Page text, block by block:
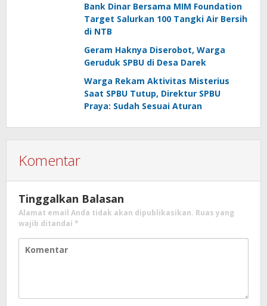
Bank Dinar Bersama MIM Foundation
Target Salurkan 100 Tangki Air Bersih
di NTB
Geram Haknya Diserobot, Warga
Geruduk SPBU di Desa Darek
Warga Rekam Aktivitas Misterius
Saat SPBU Tutup, Direktur SPBU
Praya: Sudah Sesuai Aturan
Komentar
Tinggalkan Balasan
Alamat email Anda tidak akan dipublikasikan. Ruas yang
wajib ditandai *